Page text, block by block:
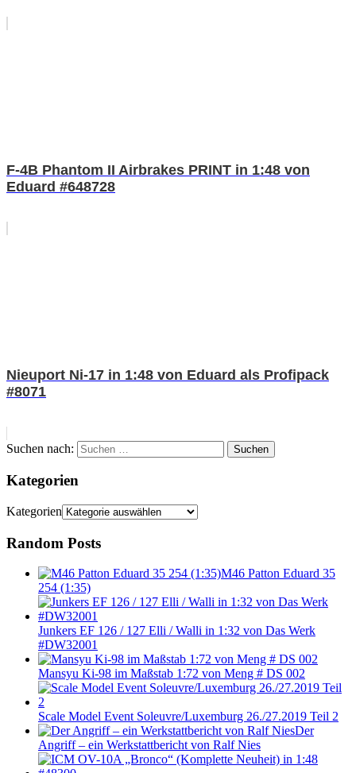
F-4B Phantom II Airbrakes PRINT in 1:48 von
Eduard #648728
Nieuport Ni-17 in 1:48 von Eduard als Profipack
#8071
Suchen nach: Suchen
Kategorien
Kategorien
Random Posts
M46 Patton Eduard 35
254 (1:35)
Junkers EF 126 / 127 Elli / Walli in 1:32 von Das Werk
#DW32001
Mansyu Ki-98 im Maßstab 1:72 von Meng # DS 002
Scale Model Event Soleuvre/Luxemburg 26./27.2019 Teil 2
Der
Angriff – ein Werkstattbericht von Ralf Nies